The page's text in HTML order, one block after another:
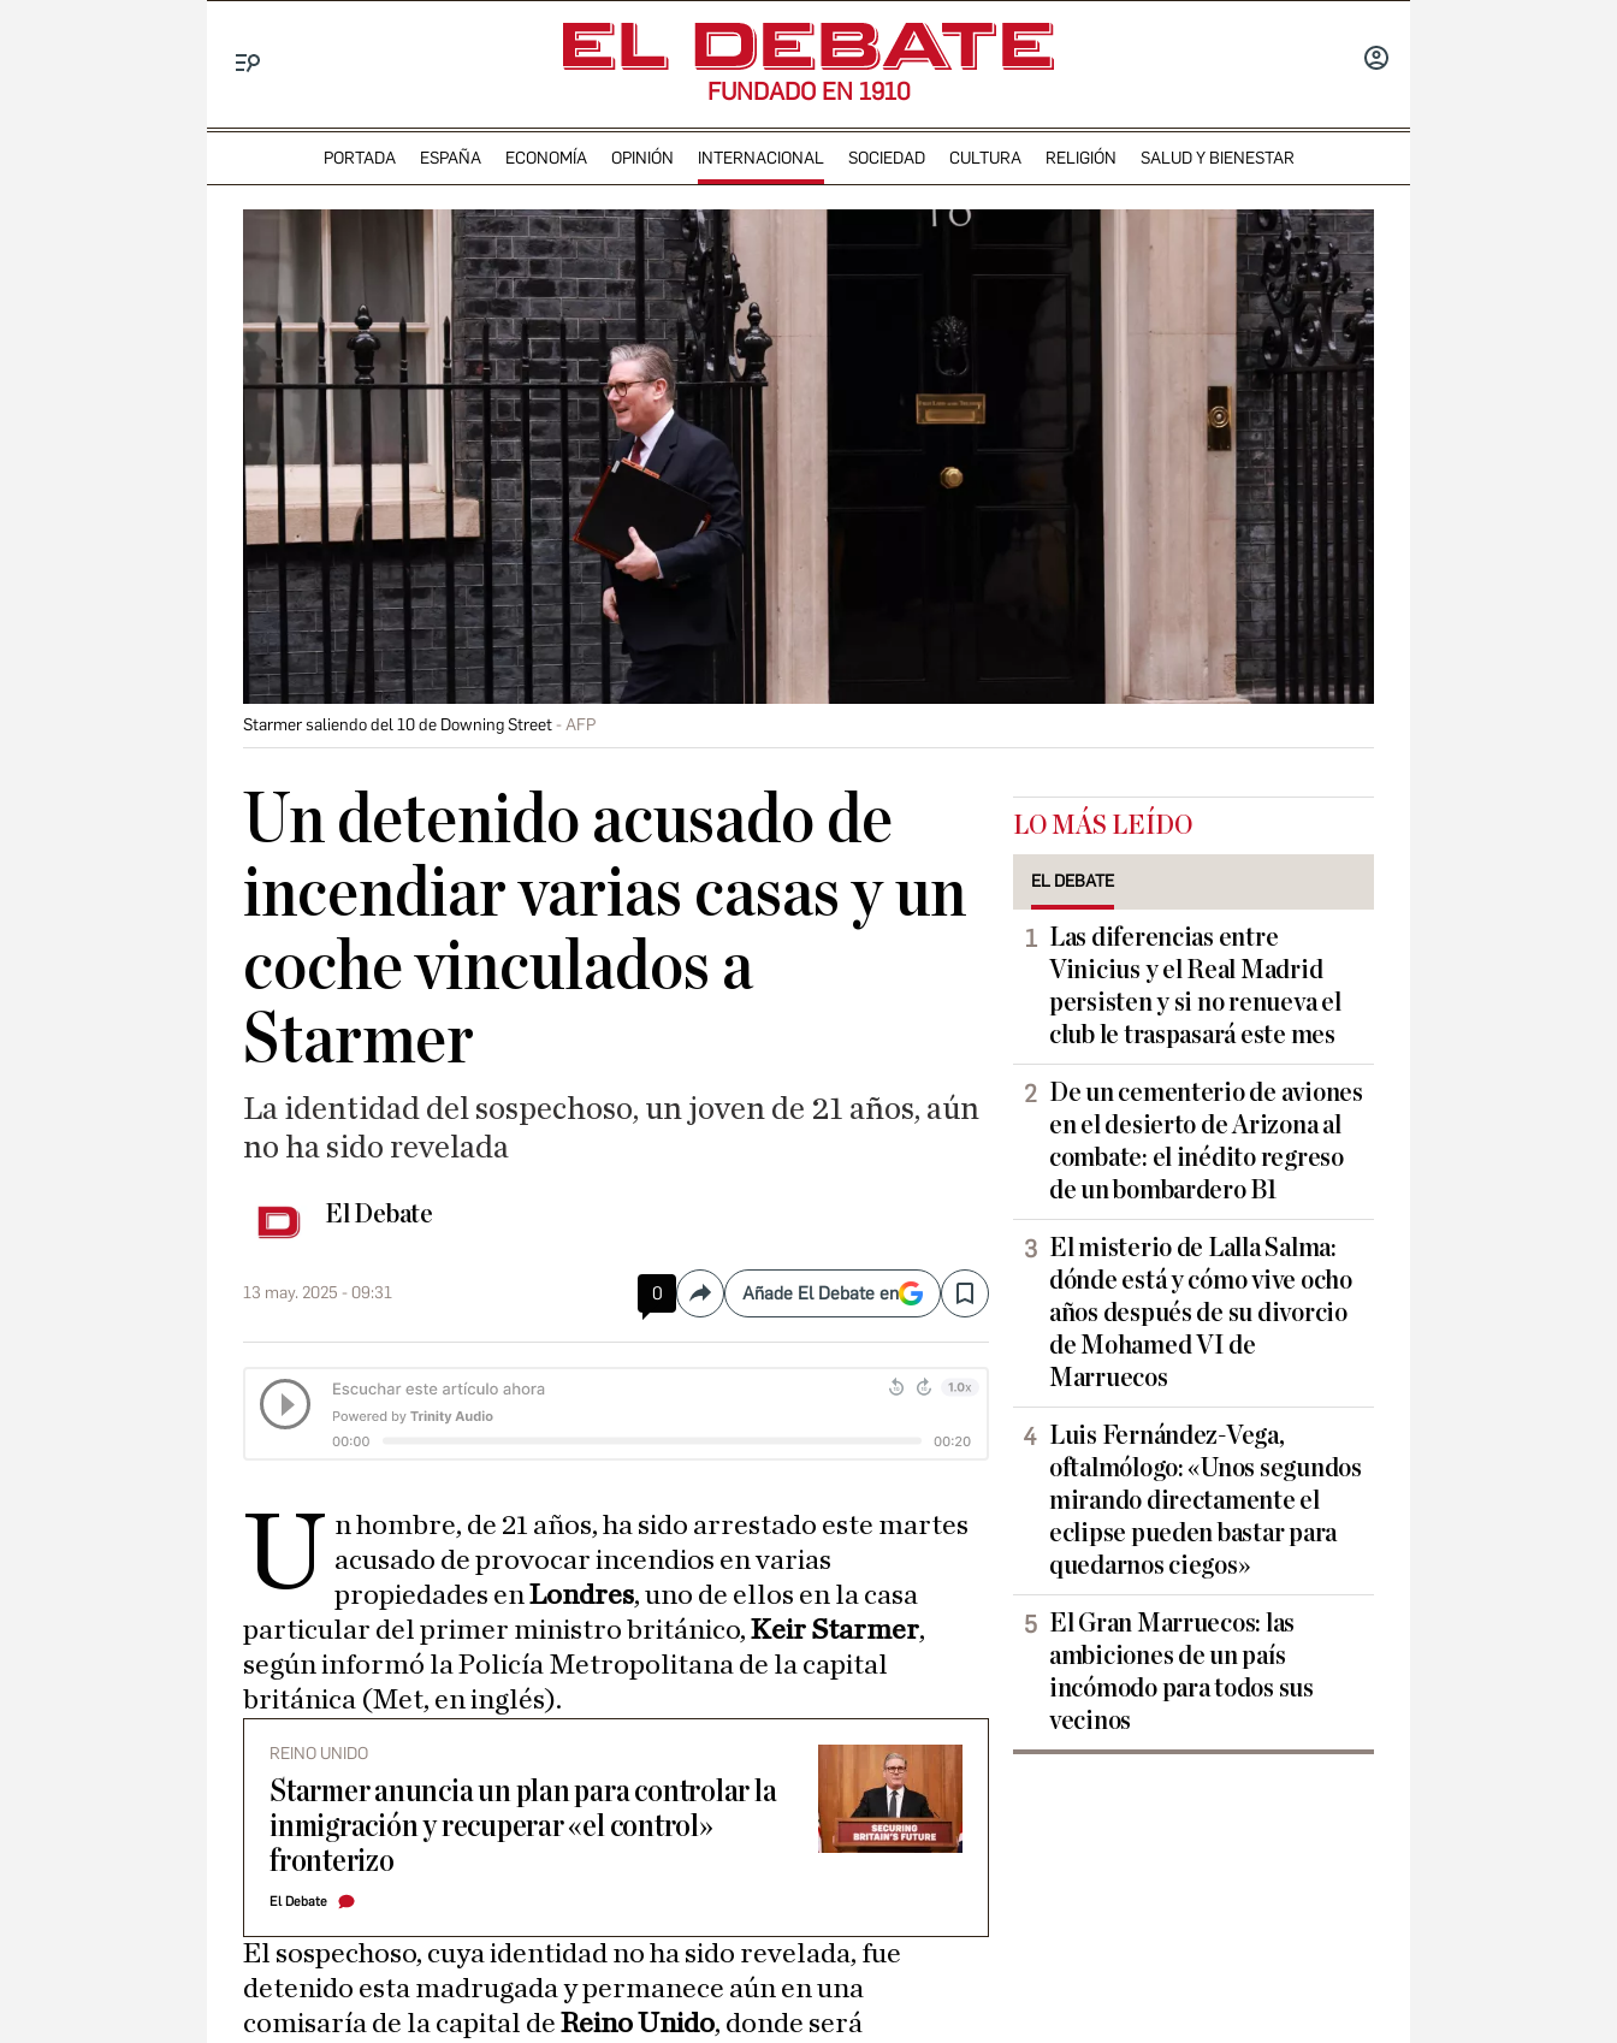
FUNDADO EN 1910
PORTADA ESPAÑA ECONOMÍA OPINIÓN INTERNACIONAL SOCIEDAD CULTURA RELIGIÓN SALUD Y BIENESTAR
Starmer saliendo del 10 de Downing Street AFP
Un detenido acusado de
incendiar varias casas y un
coche vinculados a
Starmer
La identidad del sospechoso, un joven de 21 años, aún
no ha sido revelada
El Debate
13 may. 2025 - 09:31 0 CompartirAñade El Debate en Save
u n hombre, de 21 años, ha sido arrestado este martes
acusado de provocar incendios en varias
propiedades enLondres, uno de ellos en la casa
particular del primer ministro británico, Keir Starmer,
según informó la Policía Metropolitana de la capital
británica (Met, en inglés).
REINO UNIDO
Starmer anuncia un plan para controlar la
inmigración y recuperar «el control»
fronterizo
El Debate
El sospechoso, cuya identidad no ha sido revelada, fue
detenido esta madrugada y permanece aún en una
comisaría de la capital de Reino Unido, donde será
LO MÁS LEÍDO
EL DEBATE
Las diferencias entre
Vinicius y el Real Madrid
persisten y si no renueva el
club le traspasará este mes
De un cementerio de aviones
en el desierto de Arizona al
combate: el inédito regreso
de un bombardero B1
El misterio de Lalla Salma:
dónde está y cómo vive ocho
años después de su divorcio
de Mohamed VI de
Marruecos
Luis Fernández-Vega,
oftalmólogo: «Unos segundos
mirando directamente el
eclipse pueden bastar para
quedarnos ciegos»
El Gran Marruecos: las
ambiciones de un país
incómodo para todos sus
vecinos